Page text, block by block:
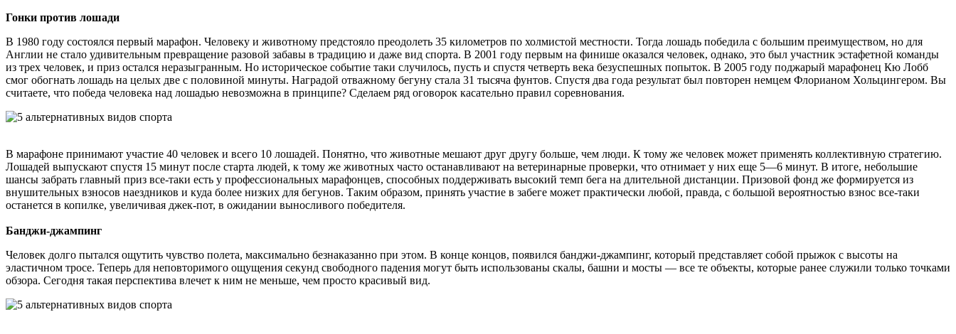
Гонки против лошади
В 1980 году состоялся первый марафон. Человеку и животному предстояло преодолеть 35 километров по холмистой местности. Тогда лошадь победила с большим преимуществом, но для
Англии не стало удивительным превращение разовой забавы в традицию и даже вид спорта. В 2001 году первым на финише оказался человек, однако, это был участник эстафетной команды
из трех человек, и приз остался неразыгранным. Но историческое событие таки случилось, пусть и спустя четверть века безуспешных попыток. В 2005 году поджарый марафонец Кю Лобб
смог обогнать лошадь на целых две с половиной минуты. Наградой отважному бегуну стала 31 тысяча фунтов. Спустя два года результат был повторен немцем Флорианом Хольцингером. Вы
считаете, что победа человека над лошадью невозможна в принципе? Сделаем ряд оговорок касательно правил соревнования.
В марафоне принимают участие 40 человек и всего 10 лошадей. Понятно, что животные мешают друг другу больше, чем люди. К тому же человек может применять коллективную стратегию.
Лошадей выпускают спустя 15 минут после старта людей, к тому же животных часто останавливают на ветеринарные проверки, что отнимает у них еще 5—6 минут. В итоге, небольшие
шансы забрать главный приз все-таки есть у профессиональных марафонцев, способных поддерживать высокий темп бега на длительной дистанции. Призовой фонд же формируется из
внушительных взносов наездников и куда более низких для бегунов. Таким образом, принять участие в забеге может практически любой, правда, с большой вероятностью взнос все-таки
останется в копилке, увеличивая джек-пот, в ожидании выносливого победителя.
Банджи-джампинг
Человек долго пытался ощутить чувство полета, максимально безнаказанно при этом. В конце концов, появился банджи-джампинг, который представляет собой прыжок с высоты на
эластичном тросе. Теперь для неповторимого ощущения секунд свободного падения могут быть использованы скалы, башни и мосты — все те объекты, которые ранее служили только точками
обзора. Сегодня такая перспектива влечет к ним не меньше, чем просто красивый вид.